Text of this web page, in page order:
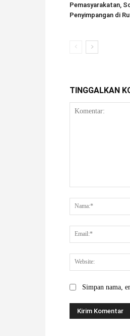
Pemasyarakatan,
Penyimpangan di
TINGGALKAN
Simpan nama,